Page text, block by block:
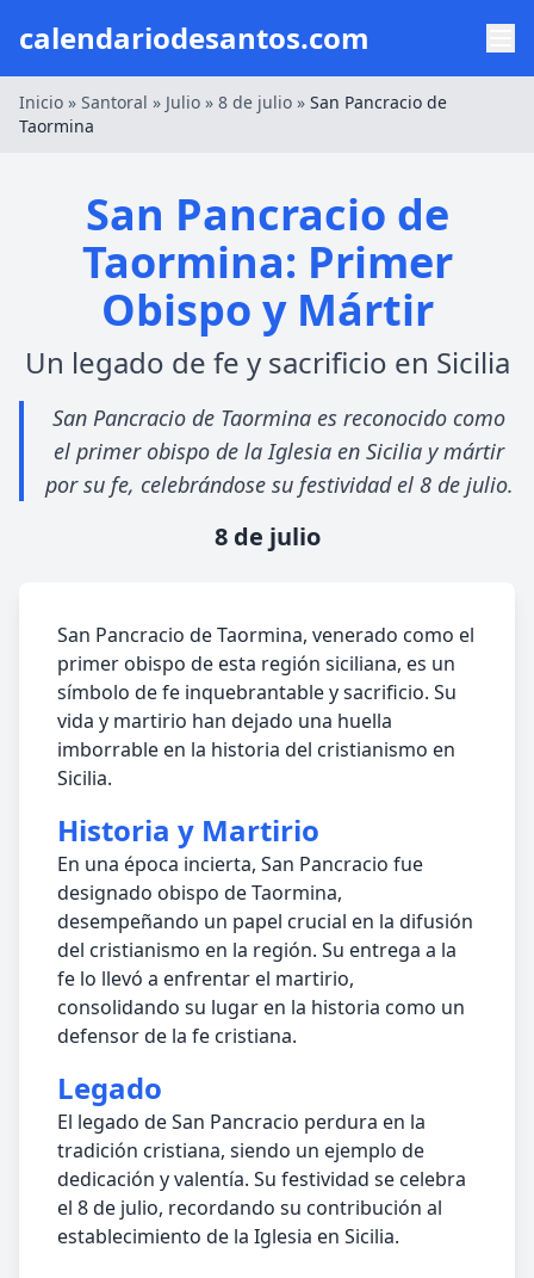
calendariodesantos.com
Inicio » Santoral » Julio » 8 de julio » San Pancracio de
Taormina
San Pancracio de
Taormina: Primer
Obispo y Mártir
Un legado de fe y sacrificio en Sicilia
San Pancracio de Taormina es reconocido como
el primer obispo de la Iglesia en Sicilia y mártir
por su fe, celebrándose su festividad el 8 de julio.
8 de julio
San Pancracio de Taormina, venerado como el
primer obispo de esta región siciliana, es un
símbolo de fe inquebrantable y sacrificio. Su
vida y martirio han dejado una huella
imborrable en la historia del cristianismo en
Sicilia.
Historia y Martirio
En una época incierta, San Pancracio fue
designado obispo de Taormina,
desempeñando un papel crucial en la difusión
del cristianismo en la región. Su entrega a la
fe lo llevó a enfrentar el martirio,
consolidando su lugar en la historia como un
defensor de la fe cristiana.
Legado
El legado de San Pancracio perdura en la
tradición cristiana, siendo un ejemplo de
dedicación y valentía. Su festividad se celebra
el 8 de julio, recordando su contribución al
establecimiento de la Iglesia en Sicilia.